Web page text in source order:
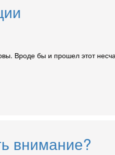
Вроде бы и прошел этот
внимание?